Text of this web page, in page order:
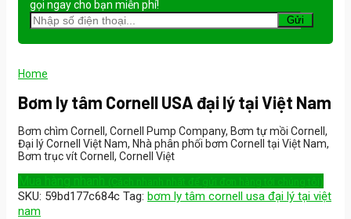
gọi ngay cho bạn miễn phí!
Home
Bơm ly tâm Cornell USA đại lý tại Việt Nam
Bơm chìm Cornell, Cornell Pump Company, Bơm tự mồi Cornell,
Đại lý Cornell Việt Nam, Nhà phân phối bơm Cornell tại Việt Nam,
Bơm trục vít Cornell, Cornell Việt
Mua hàng nhanh (Cách nhanh nhất để gửi đơn hàng tới chúng tôi)
SKU: 59bd177c684c Tag: bơm ly tâm cornell usa đại lý tại việt
nam